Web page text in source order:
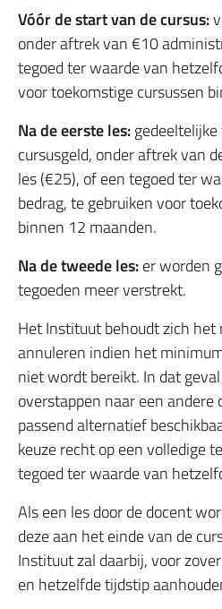
Vóór de start van de cursus:
onder aftrek van €10
tegoed ter waarde van
voor toekomstige cursussen
Na de eerste les:
cursusgeld, onder aftrek van
les (€25), of een tegoed ter
bedrag, te gebruiken voor
binnen 12 maanden.
Na de tweede les:er worden
tegoeden meer verstrekt.
Het Instituut behoudt zich het
annuleren indien het
niet wordt bereikt. In dat
overstappen naar een andere
passend alternatief
keuze recht op een volledige
tegoed ter waarde van
Als een les door de docent
deze aan het einde van de
Instituut zal daarbij, voor
en hetzelfde tijdstip